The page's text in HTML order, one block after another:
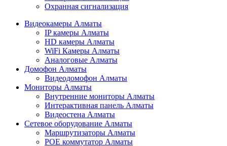
Охранная сигнализация
Видеокамеры Алматы
IP камеры Алматы
HD камеры Алматы
WiFi Камеры Алматы
Аналоговые Алматы
Домофон Алматы
Видеодомофон Алматы
Мониторы Алматы
Внутренние мониторы Алматы
Интерактивная панель Алматы
Видеостена Алматы
Сетевое оборудование Алматы
Маршрутизаторы Алматы
POE коммутатор Алматы